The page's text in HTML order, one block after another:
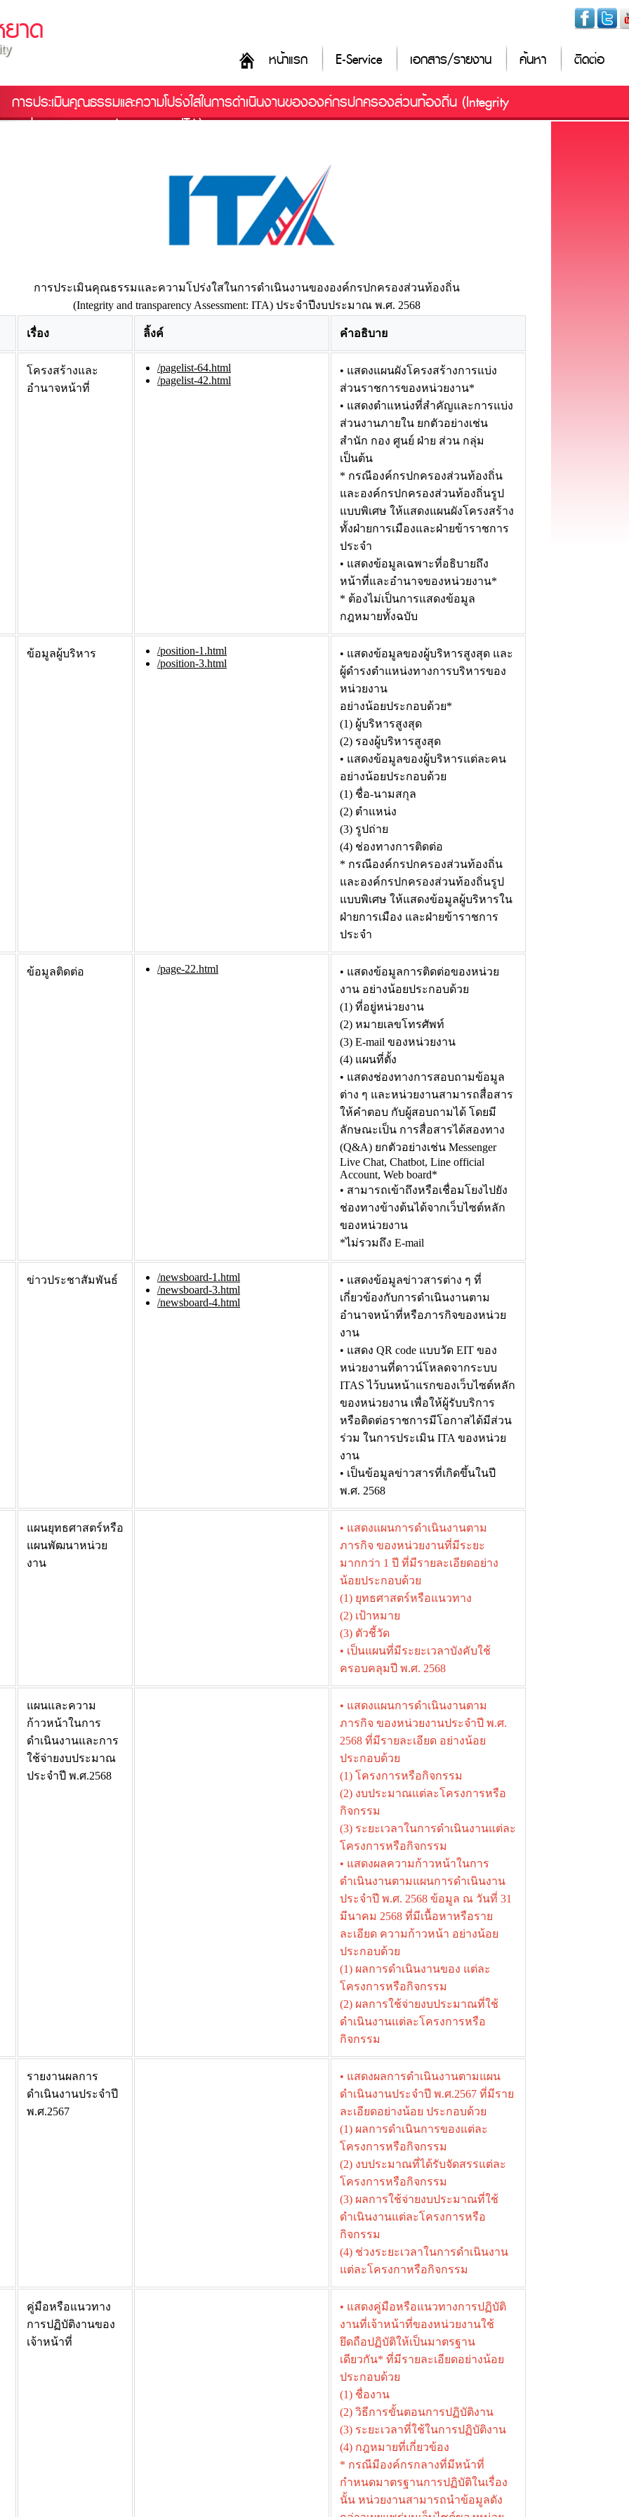
าด
หน้าแรก E-Service เอกสาร/รายงาน ค้นหา ติดต่อ
การประเมินคุณธรรมและความโปร่งใสในการดำเนินงานขององค์กรปกครองส่วนท้องถิ่น (Integrity
and transparency Assessment: ITA)
การประเมินคุณธรรมและความโปร่งใสในการดำเนินงานขององค์กรปกครองส่วนท้องถิ่น
(Integrity and transparency Assessment: ITA) ประจำปีงบประมาณ พ.ศ. 2568
เรื่อง ลิ้งค์ คำอธิบาย
โครงสร้างและ
อำนาจหน้าที่
/pagelist-64.html
/pagelist-42.html
• แสดงแผนผังโครงสร้างการแบ่ง
ส่วนราชการของหน่วยงาน*
• แสดงตำแหน่งที่สำคัญและการแบ่ง
ส่วนงานภายใน ยกตัวอย่างเช่น
สำนัก กอง ศูนย์ ฝ่าย ส่วน กลุ่ม
เป็นต้น
* กรณีองค์กรปกครองส่วนท้องถิ่น
และองค์กรปกครองส่วนท้องถิ่นรูป
แบบพิเศษ ให้แสดงแผนผังโครงสร้าง
ทั้งฝ่ายการเมืองและฝ่ายข้าราชการ
ประจำ
• แสดงข้อมูลเฉพาะที่อธิบายถึง
หน้าที่และอำนาจของหน่วยงาน*
* ต้องไม่เป็นการแสดงข้อมูล
กฎหมายทั้งฉบับ
ข้อมูลผู้บริหาร
/position-1.html
/position-3.html
• แสดงข้อมูลของผู้บริหารสูงสุด และ
ผู้ดำรงตำแหน่งทางการบริหารของ
หน่วยงาน
อย่างน้อยประกอบด้วย*
(1) ผู้บริหารสูงสุด
(2) รองผู้บริหารสูงสุด
• แสดงข้อมูลของผู้บริหารแต่ละคน
อย่างน้อยประกอบด้วย
(1) ชื่อ-นามสกุล
(2) ตำแหน่ง
(3) รูปถ่าย
(4) ช่องทางการติดต่อ
* กรณีองค์กรปกครองส่วนท้องถิ่น
และองค์กรปกครองส่วนท้องถิ่นรูป
แบบพิเศษ ให้แสดงข้อมูลผู้บริหารใน
ฝ่ายการเมือง และฝ่ายข้าราชการ
ประจำ
ข้อมูลติดต่อ /page-22.html
• แสดงข้อมูลการติดต่อของหน่วย
งาน อย่างน้อยประกอบด้วย
(1) ที่อยู่หน่วยงาน
(2) หมายเลขโทรศัพท์
(3) E-mail ของหน่วยงาน
(4) แผนที่ตั้ง
• แสดงช่องทางการสอบถามข้อมูล
ต่าง ๆ และหน่วยงานสามารถสื่อสาร
ให้คำตอบ กับผู้สอบถามได้ โดยมี
ลักษณะเป็น การสื่อสารได้สองทาง
(Q&A) ยกตัวอย่างเช่น Messenger
Live Chat, Chatbot, Line official
Account, Web board*
• สามารถเข้าถึงหรือเชื่อมโยงไปยัง
ช่องทางข้างต้นได้จากเว็บไซต์หลัก
ของหน่วยงาน
*ไม่รวมถึง E-mail
ข่าวประชาสัมพันธ์
/newsboard-1.html
/newsboard-3.html
/newsboard-4.html
• แสดงข้อมูลข่าวสารต่าง ๆ ที่
เกี่ยวข้องกับการดำเนินงานตาม
อำนาจหน้าที่หรือภารกิจของหน่วย
งาน
• แสดง QR code แบบวัด EIT ของ
หน่วยงานที่ดาวน์โหลดจากระบบ
ITAS ไว้บนหน้าแรกของเว็บไซต์หลัก
ของหน่วยงาน เพื่อให้ผู้รับบริการ
หรือติดต่อราชการมีโอกาสได้มีส่วน
ร่วม ในการประเมิน ITA ของหน่วย
งาน
• เป็นข้อมูลข่าวสารที่เกิดขึ้นในปี
พ.ศ. 2568
แผนยุทธศาสตร์หรือ
แผนพัฒนาหน่วย
งาน
• แสดงแผนการดำเนินงานตาม
ภารกิจ ของหน่วยงานที่มีระยะ
มากกว่า 1 ปี ที่มีรายละเอียดอย่าง
น้อยประกอบด้วย
(1) ยุทธศาสตร์หรือแนวทาง
(2) เป้าหมาย
(3) ตัวชี้วัด
• เป็นแผนที่มีระยะเวลาบังคับใช้
ครอบคลุมปี พ.ศ. 2568
แผนและความ
ก้าวหน้าในการ
ดำเนินงานและการ
ใช้จ่ายงบประมาณ
ประจำปี พ.ศ.2568
• แสดงแผนการดำเนินงานตาม
ภารกิจ ของหน่วยงานประจําปี พ.ศ.
2568 ที่มีรายละเอียด อย่างน้อย
ประกอบด้วย
(1) โครงการหรือกิจกรรม
(2) งบประมาณแต่ละโครงการหรือ
กิจกรรม
(3) ระยะเวลาในการดำเนินงานแต่ละ
โครงการหรือกิจกรรม
• แสดงผลความก้าวหน้าในการ
ดำเนินงานตามแผนการดำเนินงาน
ประจําปี พ.ศ. 2568 ข้อมูล ณ วันที่ 31
มีนาคม 2568 ที่มีเนื้อหาหรือราย
ละเอียด ความก้าวหน้า อย่างน้อย
ประกอบด้วย
(1) ผลการดำเนินงานของ แต่ละ
โครงการหรือกิจกรรม
(2) ผลการใช้จ่ายงบประมาณที่ใช้
ดำเนินงานแต่ละโครงการหรือ
กิจกรรม
รายงานผลการ
ดำเนินงานประจำปี
พ.ศ.2567
• แสดงผลการดำเนินงานตามแผน
ดำเนินงานประจําปี พ.ศ.2567 ที่มีราย
ละเอียดอย่างน้อย ประกอบด้วย
(1) ผลการดำเนินการของแต่ละ
โครงการหรือกิจกรรม
(2) งบประมาณที่ได้รับจัดสรรแต่ละ
โครงการหรือกิจกรรม
(3) ผลการใช้จ่ายงบประมาณที่ใช้
ดำเนินงานแต่ละโครงการหรือ
กิจกรรม
(4) ช่วงระยะเวลาในการดำเนินงาน
แต่ละโครงกาหรือกิจกรรม
คู่มือหรือแนวทาง
การปฏิบัติงานของ
เจ้าหน้าที่
• แสดงคู่มือหรือแนวทางการปฏิบัติ
งานที่เจ้าหน้าที่ของหน่วยงานใช้
ยึดถือปฏิบัติให้เป็นมาตรฐาน
เดียวกัน* ที่มีรายละเอียดอย่างน้อย
ประกอบด้วย
(1) ชื่องาน
(2) วิธีการขั้นตอนการปฏิบัติงาน
(3) ระยะเวลาที่ใช้ในการปฏิบัติงาน
(4) กฎหมายที่เกี่ยวข้อง
* กรณีมีองค์กรกลางที่มีหน้าที่
กำหนดมาตรฐานการปฏิบัติในเรื่อง
นั้น หน่วยงานสามารถนำข้อมูลดัง